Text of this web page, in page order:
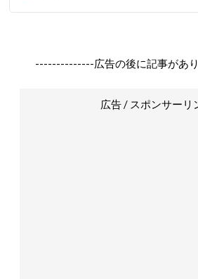
--------------広告の後に記事があ
広告 / スポンサーリ